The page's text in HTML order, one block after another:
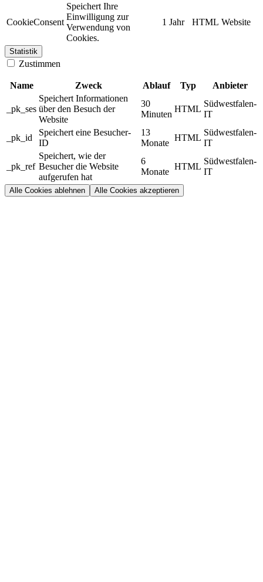
CookieConsent
Speichert Ihre
Einwilligung zur
Verwendung von
Cookies.
1 Jahr HTML Website
Statistik
Zustimmen
Name Zweck Ablauf Typ Anbieter
_pk_ses
Speichert Informationen
über den Besuch der
Website
30
Minuten
HTML
Südwestfalen-
IT
_pk_id
Speichert eine Besucher-
ID
13
Monate
HTML
Südwestfalen-
IT
_pk_ref
Speichert, wie der
Besucher die Website
aufgerufen hat
6
Monate
HTML
Südwestfalen-
IT
Alle Cookies ablehnen Alle Cookies akzeptieren